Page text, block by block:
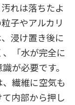
れは落ちたよ
子やアルカリ
浸け置き後に
、「水が完全に
が必要です。
繊維に空気も
内部から押し